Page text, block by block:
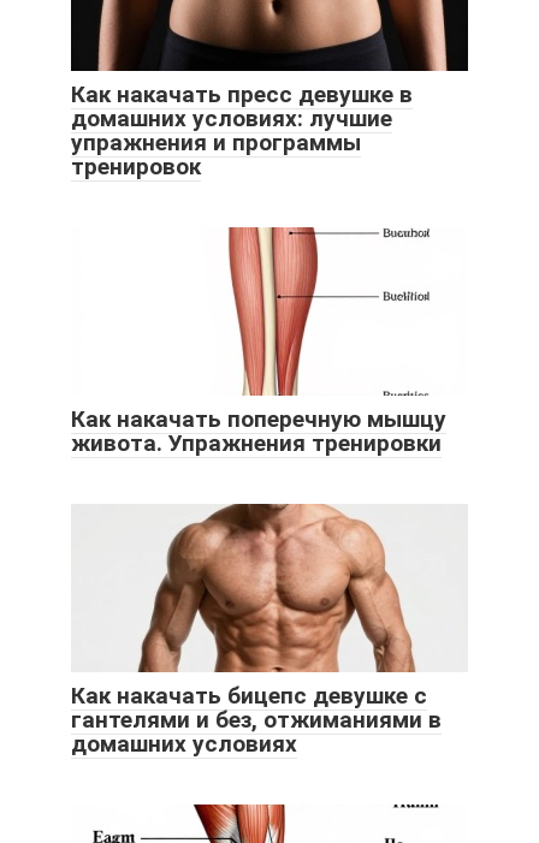
Как накачать пресс девушке в
домашних условиях: лучшие
упражнения и программы
тренировок
Как накачать поперечную мышцу
живота. Упражнения тренировки
Как накачать бицепс девушке с
гантелями и без, отжиманиями в
домашних условиях